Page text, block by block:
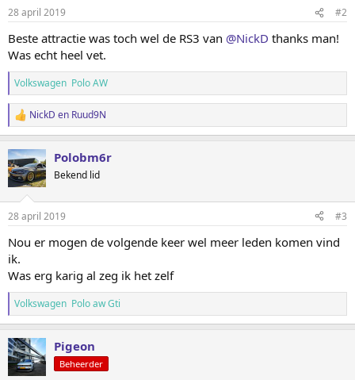
28 april 2019 #2
Beste attractie was toch wel de RS3 van @NickD thanks man!
Was echt heel vet.
Volkswagen Polo AW
W
a
r
d
e
n
e
n
:
NickD en Ruud9N
Polobm6r
Bekend lid
28 april 2019 #3
Nou er mogen de volgende keer wel meer leden komen vind
ik.
Was erg karig al zeg ik het zelf
Volkswagen Polo aw Gti
Pigeon
Beheerder